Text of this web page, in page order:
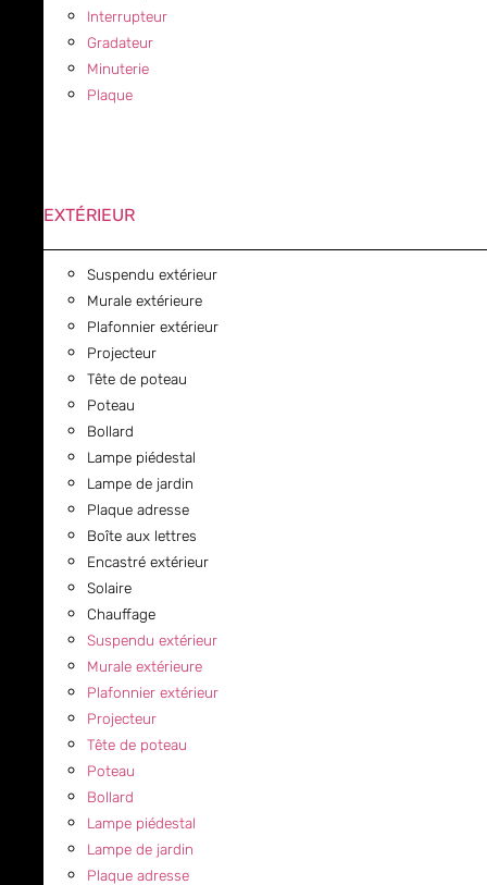
Interrupteur
Gradateur
Minuterie
Plaque
EXTÉRIEUR
Suspendu extérieur
Murale extérieure
Plafonnier extérieur
Projecteur
Tête de poteau
Poteau
Bollard
Lampe piédestal
Lampe de jardin
Plaque adresse
Boîte aux lettres
Encastré extérieur
Solaire
Chauffage
Suspendu extérieur
Murale extérieure
Plafonnier extérieur
Projecteur
Tête de poteau
Poteau
Bollard
Lampe piédestal
Lampe de jardin
Plaque adresse